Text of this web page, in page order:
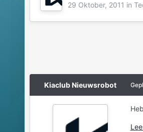
29 Oktober, 2011 in
Kiaclub Nieuwsrobot